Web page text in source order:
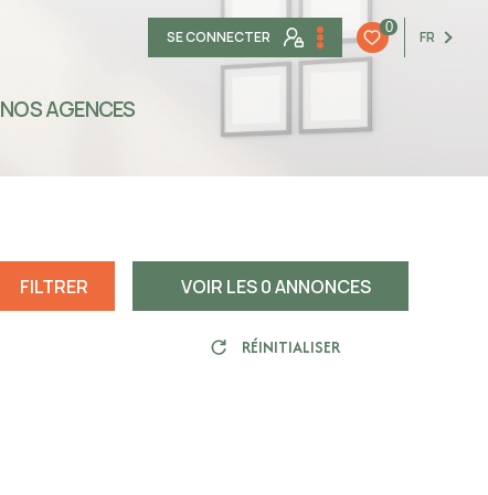
SE CONNECTER
0
FR
NOS AGENCES
FILTRER VOIR LES0ANNONCES
RÉINITIALISER